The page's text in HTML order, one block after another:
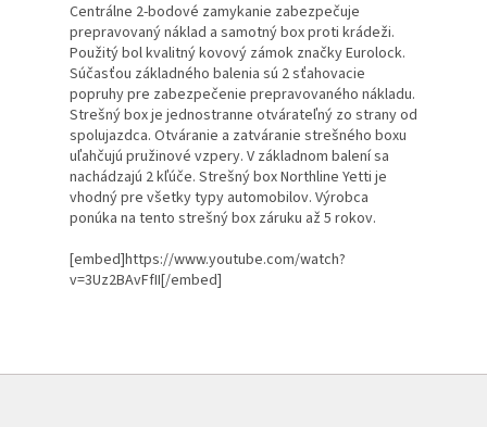
Centrálne 2-bodové zamykanie zabezpečuje
prepravovaný náklad a samotný box proti krádeži.
Použitý bol kvalitný kovový zámok značky Eurolock.
Súčasťou základného balenia sú 2 sťahovacie
popruhy pre zabezpečenie prepravovaného nákladu.
Strešný box je jednostranne otvárateľný zo strany od
spolujazdca. Otváranie a zatváranie strešného boxu
uľahčujú pružinové vzpery. V základnom balení sa
nachádzajú 2 kľúče. Strešný box Northline Yetti je
vhodný pre všetky typy automobilov. Výrobca
ponúka na tento strešný box záruku až 5 rokov.
[embed]https://www.youtube.com/watch?
v=3Uz2BAvFfII[/embed]